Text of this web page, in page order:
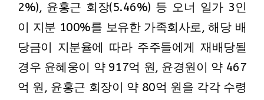
2%), 윤홍근 회장(5.46%) 등 오너 일가 3인
이 지분 100%를 보유한 가족회사로, 해당 배
당금이 지분율에 따라 주주들에게 재배당될
경우 윤혜웅이 약 917억 원, 윤경원이 약 467
억 원, 윤홍근 회장이 약 80억 원을 각각 수령